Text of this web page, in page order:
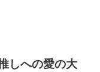
しへの愛の大